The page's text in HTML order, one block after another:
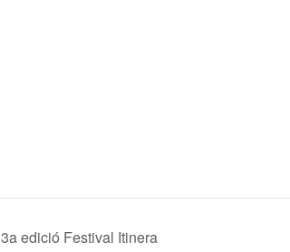
3a edició Festival Itinera